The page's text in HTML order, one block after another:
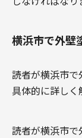
横浜市で外壁
読者が横浜市
具体的に詳しく
読者が横浜市